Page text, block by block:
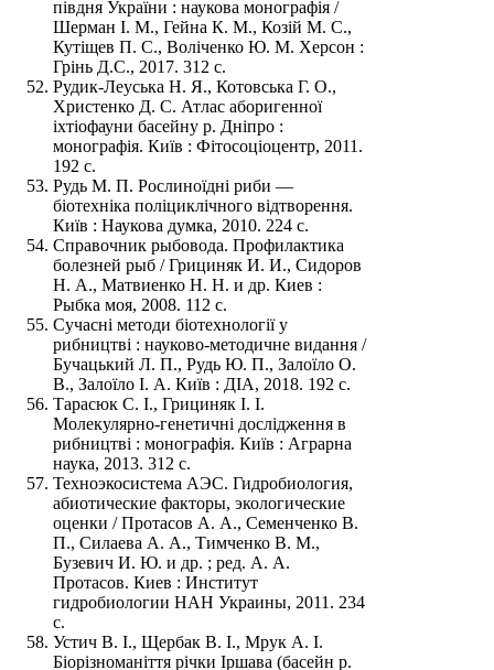
півдня України : наукова монографія /
Шерман І. М., Гейна К. М., Козій М. С.,
Кутіщев П. С., Воліченко Ю. М. Херсон :
Грінь Д.С., 2017. 312 с.
Рудик-Леуська Н. Я., Котовська Г. О.,
Христенко Д. С. Атлас аборигенної
іхтіофауни басейну р. Дніпро :
монографія. Київ : Фітосоціоцентр, 2011.
192 с.
Рудь М. П. Рослиноїдні риби —
біотехніка поліциклічного відтворення.
Київ : Наукова думка, 2010. 224 с.
Справочник рыбовода. Профилактика
болезней рыб / Грициняк И. И., Сидоров
Н. А., Матвиенко Н. Н. и др. Киев :
Рыбка моя, 2008. 112 с.
Сучасні методи біотехнології у
рибництві : науково-методичне видання /
Бучацький Л. П., Рудь Ю. П., Залоїло О.
В., Залоїло І. А. Київ : ДІА, 2018. 192 с.
Тарасюк С. І., Грициняк І. І.
Молекулярно-генетичні дослідження в
рибництві : монографія. Київ : Аграрна
наука, 2013. 312 с.
Техноэкосистема АЭС. Гидробиология,
абиотические факторы, экологические
оценки / Протасов А. А., Семенченко В.
П., Силаева А. А., Тимченко В. М.,
Бузевич И. Ю. и др. ; ред. А. А.
Протасов. Киев : Институт
гидробиологии НАН Украины, 2011. 234
с.
Устич В. І., Щербак В. І., Мрук А. І.
Біорізноманіття річки Іршава (басейн р.